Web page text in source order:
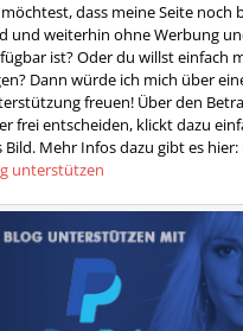
dass meine Seite noch
und weiterhin ohne Werbung
ist? Oder du willst einfach
Dann würde ich mich über
freuen! Über den
frei entscheiden, klickt dazu
Bild. Mehr Infos dazu gibt es hier:
unterstützen